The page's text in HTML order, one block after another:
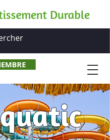
Durable